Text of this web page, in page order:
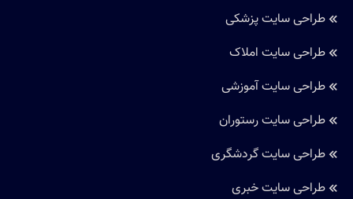
طراحی سایت پزشکی
طراحی سایت املاک
طراحی سایت آموزشی
طراحی سایت رستوران
طراحی سایت گردشگری
طراحی سایت خبری